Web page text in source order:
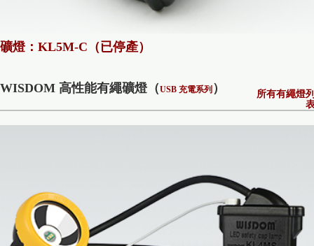
礦燈：KL5M-C（已停產）
WISDOM 高性能有繩礦燈（USB 充電系列 ）
所有有繩燈